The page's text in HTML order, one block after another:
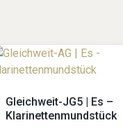
Gleichweit-JG5 | Es –
Klarinettenmundstück